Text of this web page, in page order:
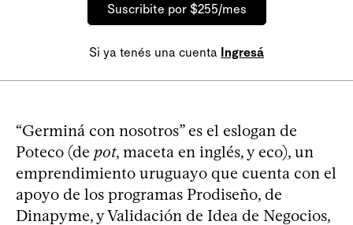
Suscribite por $255/mes
Si ya tenés una cuenta Ingresá
“Germiná con nosotros” es el eslogan de
Poteco (de pot, maceta en inglés, y eco), un
emprendimiento uruguayo que cuenta con el
apoyo de los programas Prodiseño, de
Dinapyme, y Validación de Idea de Negocios,